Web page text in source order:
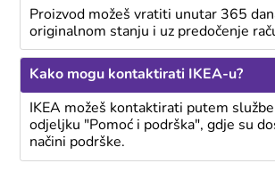
Proizvod možeš vratiti unutar 365
originalnom stanju i uz predočenje
Kako mogu kontaktirati IKEA-u?
IKEA možeš kontaktirati putem
odjeljku "Pomoć i podrška", gdje su
načini podrške.